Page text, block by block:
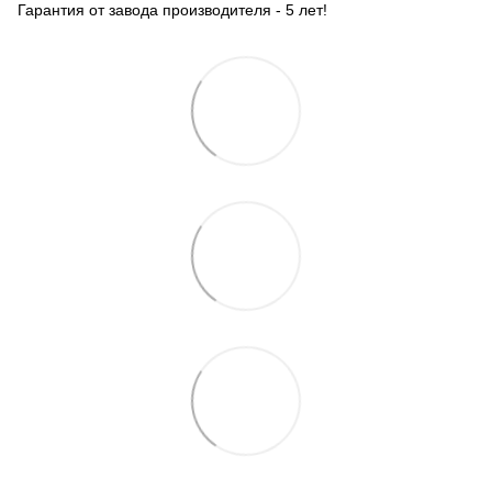
Гарантия от завода производителя - 5 лет!